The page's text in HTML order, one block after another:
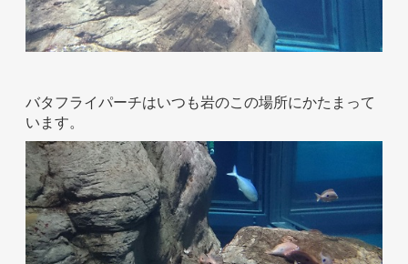
バタフライパーチはいつも岩のこの場所にかたまって
います。